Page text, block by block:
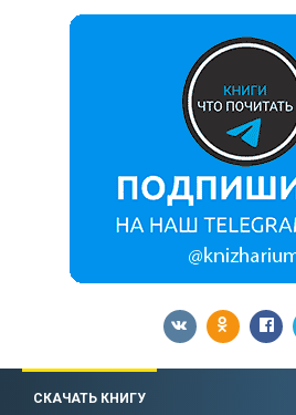
СКАЧАТЬ КНИГУ